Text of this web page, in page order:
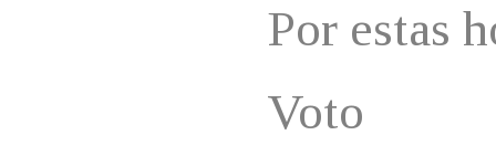
Por estas
Voto